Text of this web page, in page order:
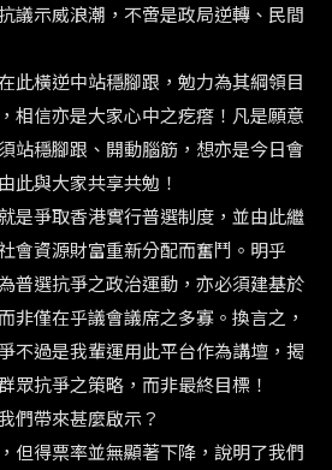
議示威浪潮，不啻是政局逆轉、民間
此橫逆中站穩腳跟，勉力為其綱領目
相信亦是大家心中之疙瘩！凡是願意
站穩腳跟、開動腦筋，想亦是今日會
此與大家共享共勉！
是爭取香港實行普選制度，並由此繼
會資源財富重新分配而奮鬥。明乎
普選抗爭之政治運動，亦必須建基於
非僅在乎議會議席之多寡。換言之，
不過是我輩運用此平台作為講壇，揭
眾抗爭之策略，而非最終目標！
們帶來甚麼啟示？
但得票率並無顯著下降，說明了我們